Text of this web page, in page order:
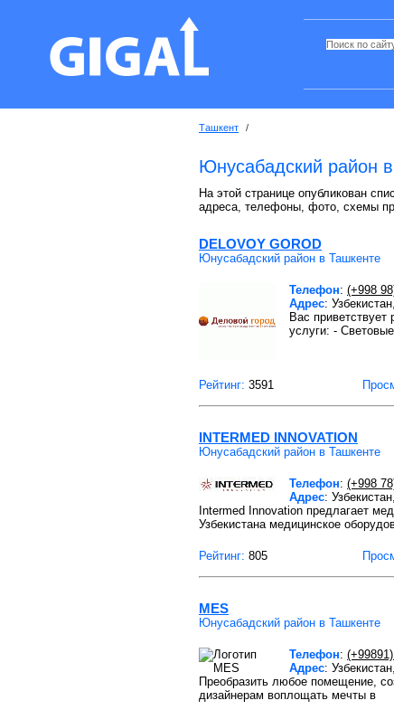
Ташкент /
Юнусабадский район
На этой странице опубликован
адреса, телефоны, фото, схемы
DELOVOY GOROD
Юнусабадский район в Ташкенте
Телефон: (+998
Адрес:
Вас
услуги: -
Рейтинг: 3591
INTERMED INNOVATION
Юнусабадский район в Ташкенте
Телефон: (+998
Адрес:
Intermed Innovation предлагает
Узбекистана медицинское
Рейтинг: 805
MES
Юнусабадский район в Ташкенте
Телефон:
Адрес:
Преобразить любое помещение,
дизайнерам воплощать мечты в